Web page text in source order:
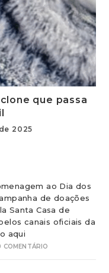
que passa
2025
ao Dia dos
de doações
Santa Casa de
canais oficiais da
aqui
COMENTÁRIO